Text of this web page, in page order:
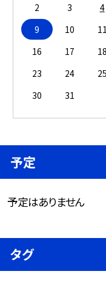
2
3 4
9
10 11
16
17 18
23
24 25
30
31
予定
予定はありません
タグ